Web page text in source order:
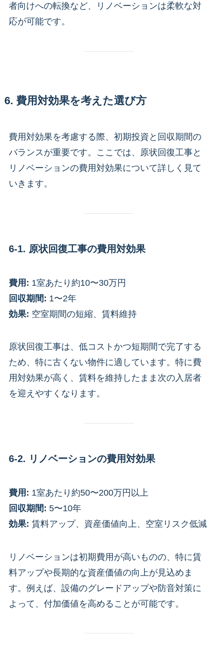
者向けへの転換など、リノベーションは柔軟な対
応が可能です。
6. 費用対効果を考えた選び方
費用対効果を考慮する際、初期投資と回収期間の
バランスが重要です。ここでは、原状回復工事と
リノベーションの費用対効果について詳しく見て
いきます。
6-1. 原状回復工事の費用対効果
費用: 1室あたり約10〜30万円
回収期間: 1〜2年
効果: 空室期間の短縮、賃料維持
原状回復工事は、低コストかつ短期間で完了する
ため、特に古くない物件に適しています。特に費
用対効果が高く、賃料を維持したまま次の入居者
を迎えやすくなります。
6-2. リノベーションの費用対効果
費用: 1室あたり約50〜200万円以上
回収期間: 5〜10年
効果: 賃料アップ、資産価値向上、空室リスク低減
リノベーションは初期費用が高いものの、特に賃
料アップや長期的な資産価値の向上が見込めま
す。例えば、設備のグレードアップや防音対策に
よって、付加価値を高めることが可能です。